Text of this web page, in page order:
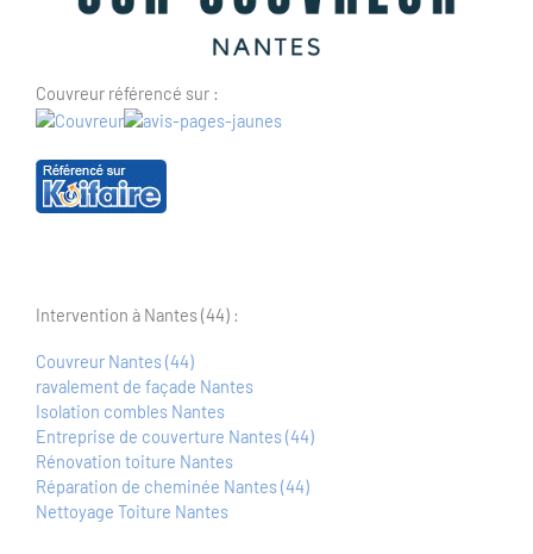
Couvreur référencé sur :
Intervention à Nantes (44) :
Couvreur Nantes (44)
ravalement de façade Nantes
Isolation combles Nantes
Entreprise de couverture Nantes (44)
Rénovation toiture Nantes
Réparation de cheminée Nantes (44)
Nettoyage Toiture Nantes